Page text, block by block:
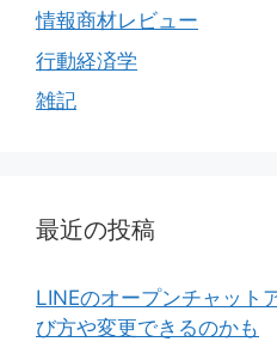
情報商材レビュー
行動経済学
雑記
最近の投稿
LINEのオープンチャット
び方や変更できるのかも